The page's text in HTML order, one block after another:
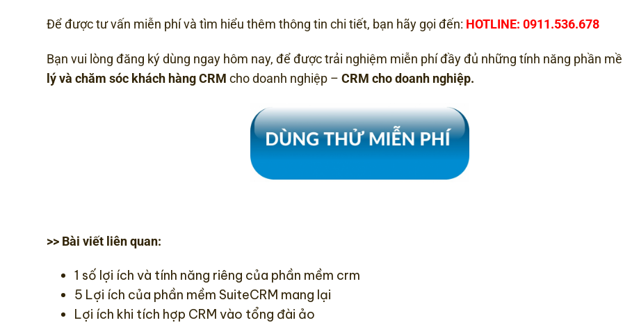
Để được tư vấn miễn phí và tìm hiểu thêm thông tin chi tiết, bạn hãy gọi đến: HOTLINE: 0911.536.678
Bạn vui lòng đăng ký dùng ngay hôm nay, để được trải nghiệm miễn phí đầy đủ những tính năng phần
lý và chăm sóc khách hàng CRM cho doanh nghiệp – CRM cho doanh nghiệp.
>> Bài viết liên quan:
1 số lợi ích và tính năng riêng của phần mềm crm
5 Lợi ích của phần mềm SuiteCRM mang lại
Lợi ích khi tích hợp CRM vào tổng đài ảo